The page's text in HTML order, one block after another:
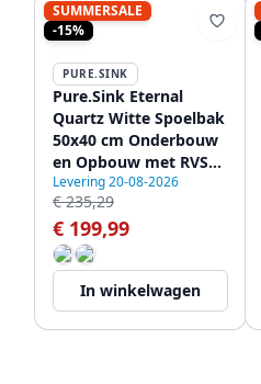
SUMMERSALE
-15%
PURE.SINK
Pure.Sink Eternal
Quartz Witte Spoelbak
50x40 cm Onderbouw
en Opbouw met RVS
plug
Levering 20-08-2026
€ 235,29
€ 199,99
In winkelwagen